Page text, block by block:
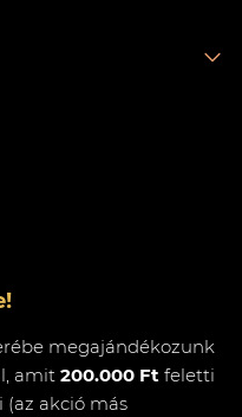
megajándékozunk
amit 200.000 Ft feletti
(az akció más